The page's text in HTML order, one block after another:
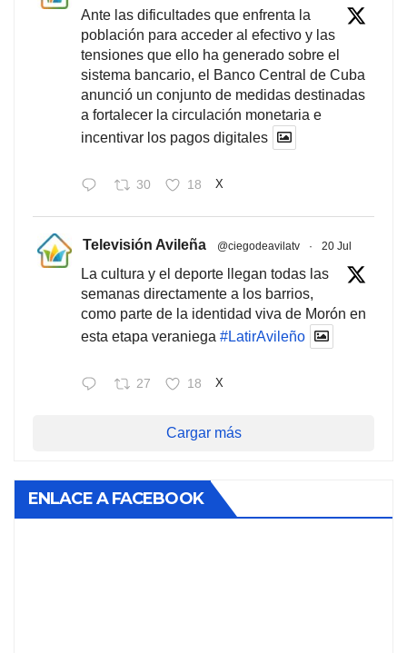
Ante las dificultades que enfrenta la
población para acceder al efectivo y las
tensiones que ello ha generado sobre el
sistema bancario, el Banco Central de Cuba
anunció un conjunto de medidas destinadas
a fortalecer la circulación monetaria e
incentivar los pagos digitales
30 18 X
Televisión Avileña @ciegodeavilatv · 20 Jul
La cultura y el deporte llegan todas las
semanas directamente a los barrios,
como parte de la identidad viva de Morón en
esta etapa veraniega #LatirAvileño
27 18 X
Cargar más
ENLACE A FACEBOOK